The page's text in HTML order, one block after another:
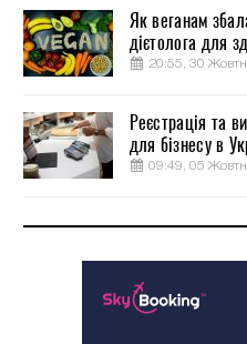
Як веганам
дієтолога для
20:55, 30
Реєстрація та
для бізнесу в
09:49, 05